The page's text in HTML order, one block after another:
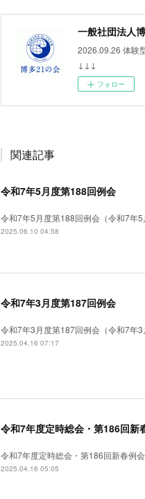
一般社団法人
2026.09.26 体験
↓↓↓
フォロー
関連記事
令和7年5月度第188回例会
令和7年5月度第188回例会（令和7年5
2025.06.10 04:58
令和7年3月度第187回例会
令和7年3月度第187回例会（令和7年3
2025.04.16 07:17
令和7年度定時総会・第186回新
令和7年度定時総会・第186回新春例
2025.04.16 05:05